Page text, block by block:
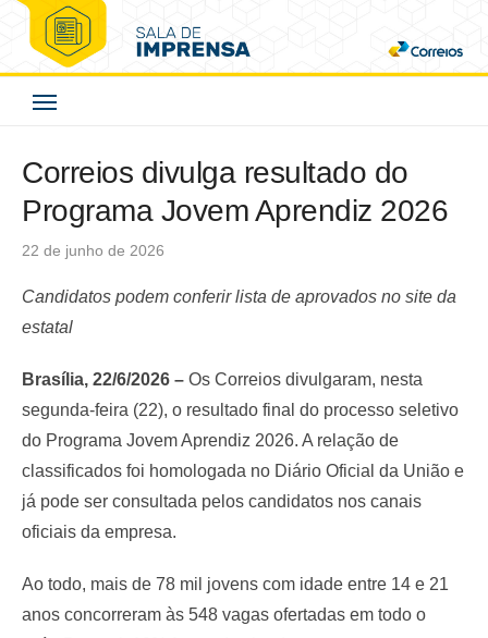
Skip
content
Correios - Sala de
Correios divulga resultado do
Programa Jovem Aprendiz 2026
Posted
22 de junho de 2026
Candidatos podem conferir lista de aprovados no site da
estatal
Brasília, 22/6/2026 – Os Correios divulgaram, nesta
segunda-feira (22), o resultado final do processo seletivo
do Programa Jovem Aprendiz 2026. A relação de
classificados foi homologada no Diário Oficial da União e
já pode ser consultada pelos candidatos nos canais
oficiais da empresa.
Ao todo, mais de 78 mil jovens com idade entre 14 e 21
anos concorreram às 548 vagas ofertadas em todo o